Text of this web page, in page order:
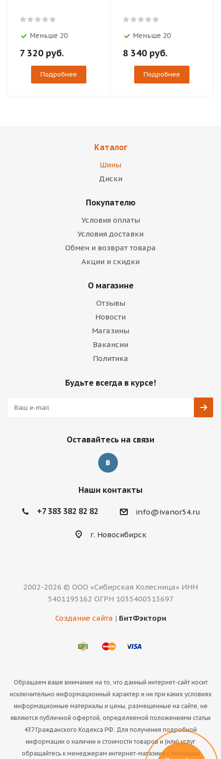
Меньше 20
7 320 руб.
Подробнее
Меньше 20
8 340 руб.
Подробнее
Каталог
Шины
Диски
Покупателю
Условия оплаты
Условия доставки
Обмен и возврат товара
Акции и скидки
О магазине
Отзывы
Новости
Магазины
Вакансии
Политика
Будьте всегда в курсе!
Оставайтесь на связи
Наши контакты
+7 383 382 82 82 info@ivanor54.ru
г. Новосибирск
2002-2026 © ООО «Сибирская Колесница» ИНН
5401195162 ОГРН 1035400513697
Создание сайта | БитФэктори
Обращаем ваше внимание на то, что данный интернет-сайт носит
исключительно информационный характер и ни при каких условиях
информационные материалы и цены, размещенные на сайте, не
являются публичной офертой, определяемой положениями статьи
437 Гражданского Кодекса РФ. Для получения подробной
информации о наличии и стоимости товаров и (или) услуг
обращайтесь к менеджерам интернет-магазина с помощью